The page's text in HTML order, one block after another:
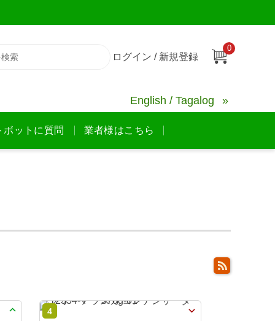
ログイン / 新規登録
0
English / Tagalog
ボットに質問 業者様はこちら
4